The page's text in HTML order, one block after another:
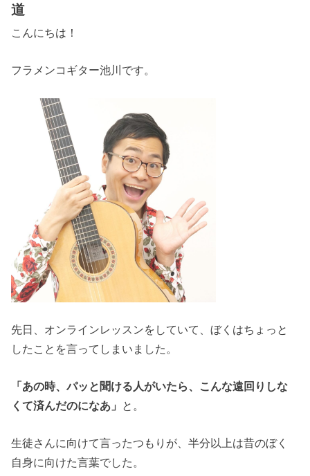
道
こんにちは！
フラメンコギター池川です。
先日、オンラインレッスンをしていて、ぼくはちょっと
したことを言ってしまいました。
「あの時、パッと聞ける人がいたら、こんな遠回りしな
くて済んだのになあ」 と。
生徒さんに向けて言ったつもりが、半分以上は昔のぼく
自身に向けた言葉でした。